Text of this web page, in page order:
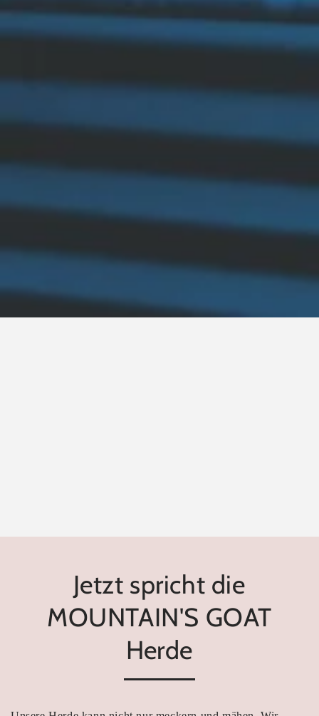
Jetzt spricht die
MOUNTAIN'S GOAT
Herde